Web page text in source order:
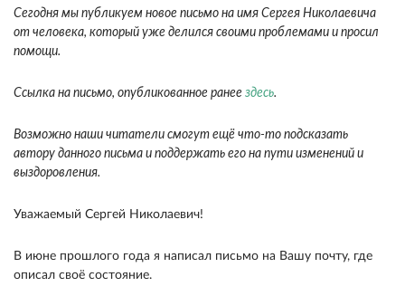
Сегодня мы публикуем новое письмо на имя Сергея Николаевича
от человека, который уже делился своими проблемами и просил
помощи.
Ссылка на письмо, опубликованное ранее здесь.
Возможно наши читатели смогут ещё что-то подсказать
автору данного письма и поддержать его на пути изменений и
выздоровления.
Уважаемый Сергей Николаевич!
В июне прошлого года я написал письмо на Вашу почту, где
описал своё состояние.